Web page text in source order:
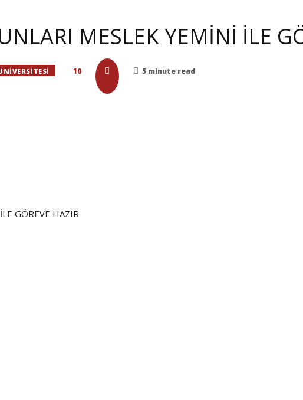
MESLEK YEMİNİ İLE
10 5 minute read
GÖREVE HAZIR